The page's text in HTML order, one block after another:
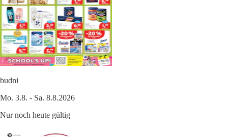
budni
Mo. 3.8. - Sa. 8.8.2026
Nur noch heute gültig